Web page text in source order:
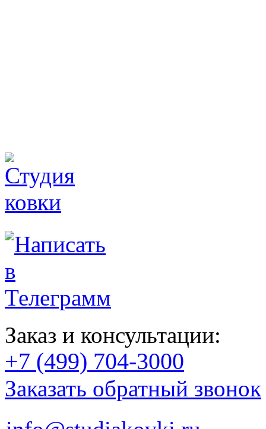
Заказ и консультации:
+7 (499) 704-3000
Заказать обратный звонок